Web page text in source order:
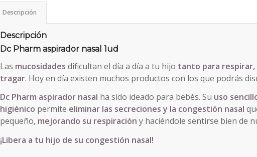
Descripción
Descripción
Dc Pharm aspirador nasal 1ud
Las mucosidades dificultan el día a día a tu hijo tanto para respirar,
tragar. Hoy en día existen muchos productos con los que podrás
Dc Pharm aspirador nasal ha sido ideado para bebés. Su uso
higiénico permite eliminar las secreciones y la congestión nasal
pequeño, mejorando su respiración y haciéndole sentirse bien de
¡Libera a tu hijo de su congestión nasal!